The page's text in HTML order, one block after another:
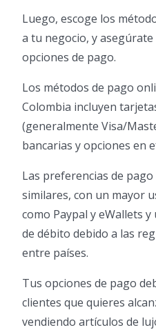
Luego, escoge los
a tu negocio, y
opciones de pago.
Los métodos de pago
Colombia incluyen
(generalmente Visa/
bancarias y opciones en
Las preferencias de
similares, con un mayor
como Paypal y eWallets
de débito debido a las
entre países.
Tus opciones de pago
clientes que quieres
vendiendo artículos de